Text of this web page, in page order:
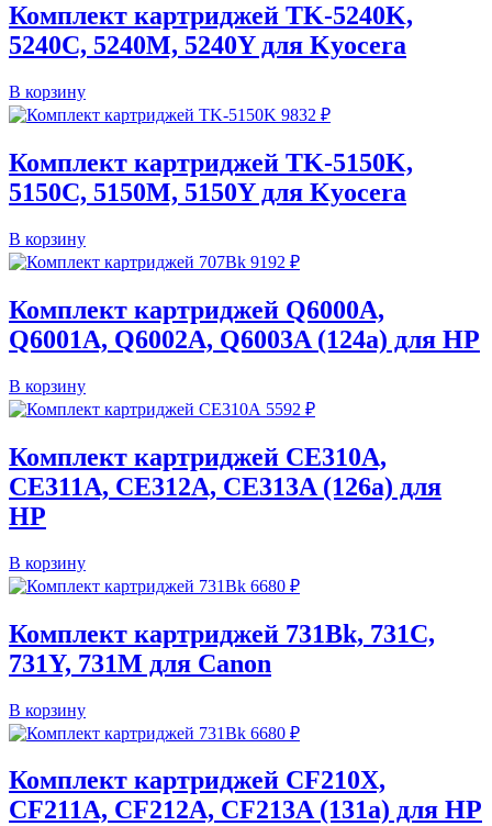
Комплект картриджей TK-5240K,
5240C, 5240M, 5240Y для Kyocera
В корзину
9832 ₽
Комплект картриджей TK-5150K,
5150C, 5150M, 5150Y для Kyocera
В корзину
9192 ₽
Комплект картриджей Q6000A,
Q6001A, Q6002A, Q6003A (124a) для HP
В корзину
5592 ₽
Комплект картриджей CE310A,
CE311A, CE312A, CE313A (126a) для
HP
В корзину
6680 ₽
Комплект картриджей 731Bk, 731C,
731Y, 731M для Canon
В корзину
6680 ₽
Комплект картриджей CF210X,
CF211A, CF212A, CF213A (131a) для HP